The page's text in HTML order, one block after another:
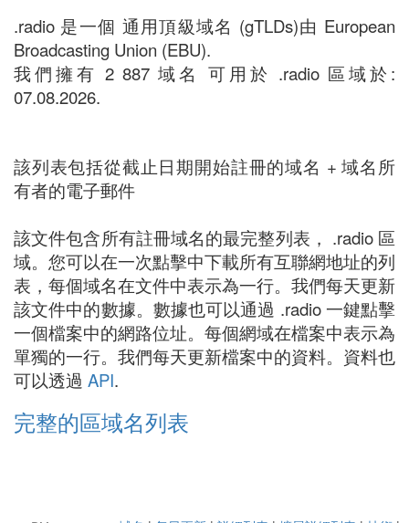
.radio 是一個 通用頂級域名 (gTLDs)由 European
Broadcasting Union (EBU).
我們擁有 2 887 域名 可用於 .radio 區域於:
07.08.2026.
該列表包括從截止日期開始註冊的域名 + 域名所
有者的電子郵件
該文件包含所有註冊域名的最完整列表， .radio 區
域。您可以在一次點擊中下載所有互聯網地址的列
表，每個域名在文件中表示為一行。我們每天更新
該文件中的數據。數據也可以通過 .radio 一鍵點擊
一個檔案中的網路位址。每個網域在檔案中表示為
單獨的一行。我們每天更新檔案中的資料。資料也
可以透過 API.
完整的區域名列表